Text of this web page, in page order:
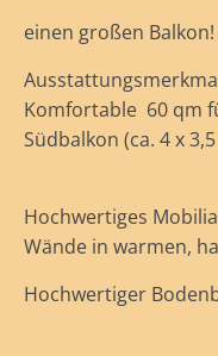
einen großen Balkon!
Komfortable 60 qm
Südbalkon (ca. 4 x
Hochwertiges
Wände in warmen,
Hochwertiger